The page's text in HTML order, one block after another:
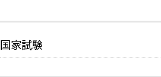
国家試験